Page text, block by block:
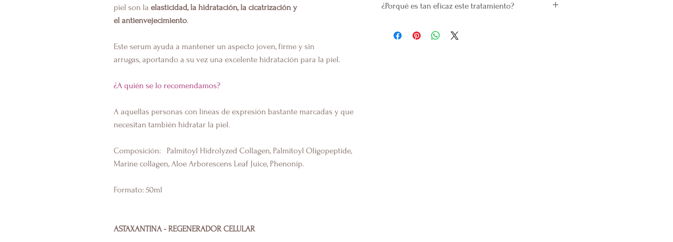
piel son la elasticidad, la hidratación, la cicatrización y
el antienvejecimiento.
Este serum ayuda a mantener un aspecto joven, firme y sin
arrugas, aportando a su vez una excelente hidratación para la piel.
¿A quién se lo recomendamos?
A aquellas personas con líneas de expresión bastante marcadas y que
necesitan también hidratar la piel.
Composición: Palmitoyl Hidrolyzed Collagen, Palmitoyl Oligopeptide,
Marine collagen, Aloe Arborescens Leaf Juice, Phenonip.
Formato: 50ml
ASTAXANTINA - REGENERADOR CELULAR
¿Porqué es tan eficaz este tratamiento?
un 70% de la piel. Mantiene el cutis firme, elástico y